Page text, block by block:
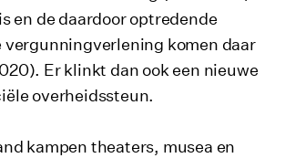
en de daardoor optredende
vergunningverlening komen daar
Er klinkt dan ook een nieuwe
overheidssteun.
kampen theaters, musea en